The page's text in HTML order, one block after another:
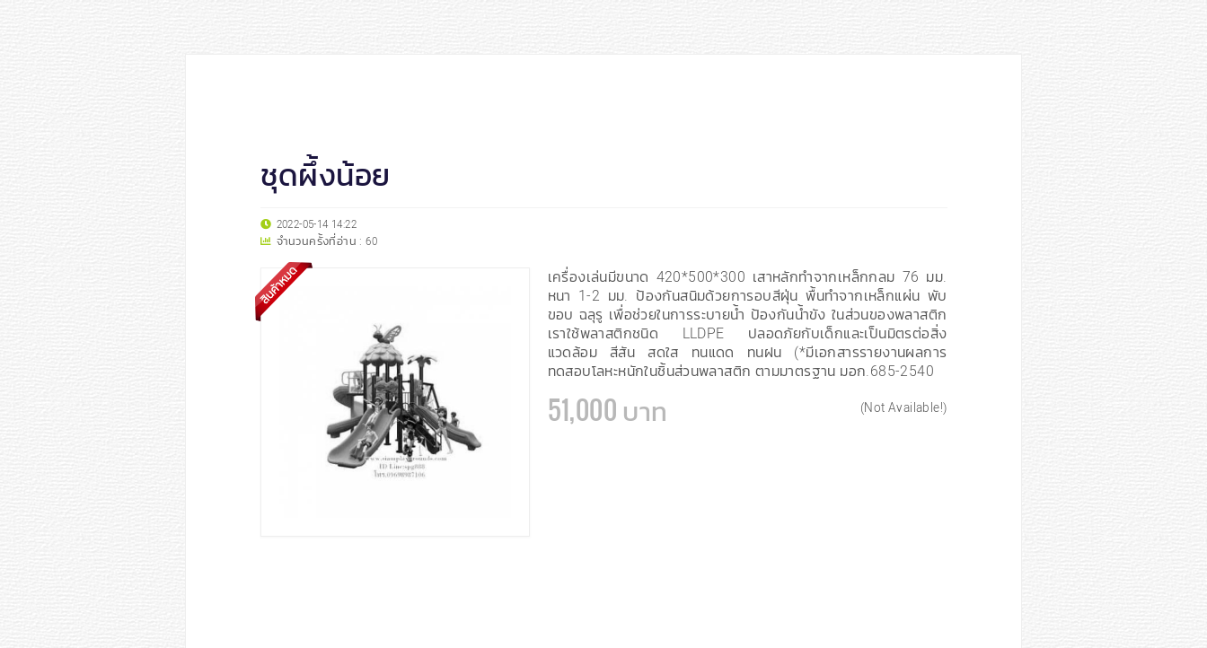
ชุดผึ้งน้อย
2022-05-14 14:22
จำนวนครั้งที่อ่าน :60
เครื่องเล่นมีขนาด 420*500*300 เสาหลักทำจากเหล็กกลม 76 มม.
หนา 1-2 มม. ป้องกันสนิมด้วยการอบสีฝุ่น พื้นทำจากเหล็กแผ่น พับ
ขอบ ฉลุรู เพื่อช่วยในการระบายน้ำ ป้องกันน้ำขัง ในส่วนของพลาสติก
เราใช้พลาสติกชนิด LLDPE ปลอดภัยกับเด็กและเป็นมิตรต่อสิ่ง
แวดล้อม สีสัน สดใส ทนแดด ทนฝน (*มีเอกสารรายงานผลการ
ทดสอบโลหะหนักในชิ้นส่วนพลาสติก ตามมาตรฐาน มอก.685-2540
51,000 บาท (Not Available!)